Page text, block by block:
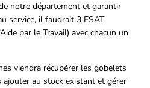
notre département et garantir
service, il faudrait 3 ESAT
par le Travail) avec chacun un
viendra récupérer les gobelets
au stock existant et gérer